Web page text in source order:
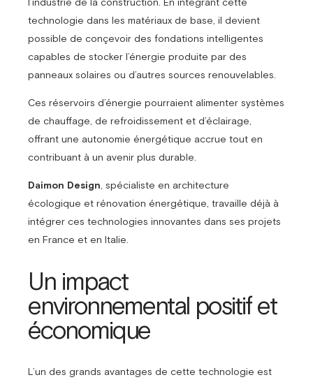
technologie dans les matériaux de base, il devient
possible de conçevoir des fondations intelligentes
capables de stocker l’énergie produite par des
panneaux solaires ou d’autres sources renouvelables.
Ces réservoirs d’énergie pourraient alimenter systèmes
de chauffage, de refroidissement et d’éclairage,
offrant une autonomie énergétique accrue tout en
contribuant à un avenir plus durable.
Daimon Design , spécialiste en architecture
écologique et rénovation énergétique, travaille déjà à
intégrer ces technologies innovantes dans ses projets
en France et en Italie.
Un impact
environnemental positif et
économique
L’un des grands avantages de cette technologie est